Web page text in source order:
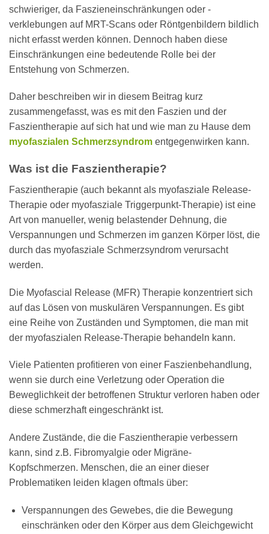
schwieriger, da Faszieneinschränkungen oder -
verklebungen auf MRT-Scans oder Röntgenbildern bildlich
nicht erfasst werden können. Dennoch haben diese
Einschränkungen eine bedeutende Rolle bei der
Entstehung von Schmerzen.
Daher beschreiben wir in diesem Beitrag kurz
zusammengefasst, was es mit den Faszien und der
Faszientherapie auf sich hat und wie man zu Hause dem
myofaszialen Schmerzsyndrom entgegenwirken kann.
Was ist die Faszientherapie?
Faszientherapie (auch bekannt als myofasziale Release-
Therapie oder myofasziale Triggerpunkt-Therapie) ist eine
Art von manueller, wenig belastender Dehnung, die
Verspannungen und Schmerzen im ganzen Körper löst, die
durch das myofasziale Schmerzsyndrom verursacht
werden.
Die Myofascial Release (MFR) Therapie konzentriert sich
auf das Lösen von muskulären Verspannungen. Es gibt
eine Reihe von Zuständen und Symptomen, die man mit
der myofaszialen Release-Therapie behandeln kann.
Viele Patienten profitieren von einer Faszienbehandlung,
wenn sie durch eine Verletzung oder Operation die
Beweglichkeit der betroffenen Struktur verloren haben oder
diese schmerzhaft eingeschränkt ist.
Andere Zustände, die die Faszientherapie verbessern
kann, sind z.B. Fibromyalgie oder Migräne-
Kopfschmerzen. Menschen, die an einer dieser
Problematiken leiden klagen oftmals über:
Verspannungen des Gewebes, die die Bewegung
einschränken oder den Körper aus dem Gleichgewicht